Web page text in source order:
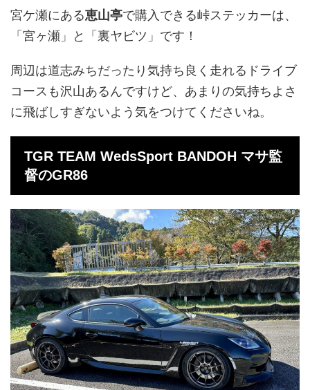
宮ケ瀬にある恵山亭で購入できる峠ステッカーは、
「宮ヶ瀬」と「裏ヤビツ」です！
周辺は道志みちだったり気持ち良く走れるドライブ
コースも沢山あるんですけど、あまりの気持ちよさ
に飛ばしすぎないよう気をつけてくださいね。
TGR TEAM WedsSport BANDOH マサ監
督のGR86